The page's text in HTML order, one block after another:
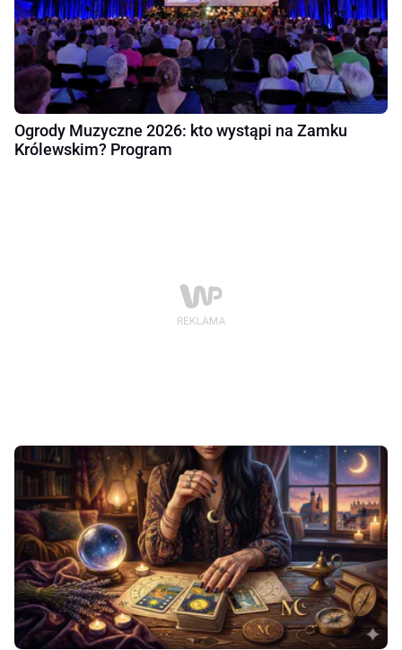
Ogrody Muzyczne 2026: kto wystąpi na Zamku
Królewskim? Program